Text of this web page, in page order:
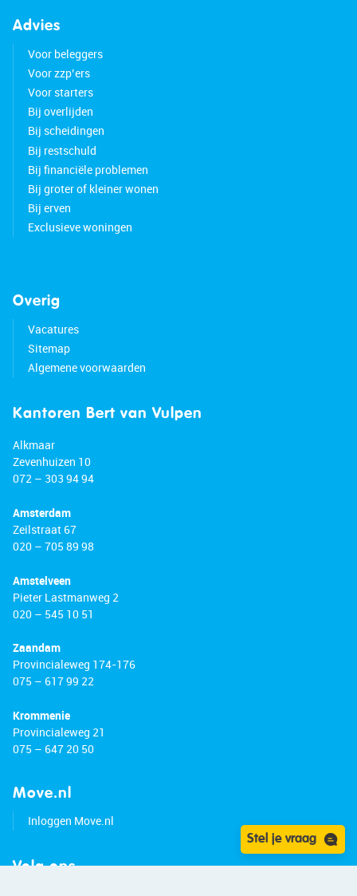
Advies
Voor beleggers
Voor zzp’ers
Voor starters
Bij overlijden
Bij scheidingen
Bij restschuld
Bij financiële problemen
Bij groter of kleiner wonen
Bij erven
Exclusieve woningen
Overig
Vacatures
Sitemap
Algemene voorwaarden
Kantoren Bert van Vulpen
Alkmaar
Zevenhuizen 10
072 – 303 94 94
Amsterdam
Zeilstraat 67
020 – 705 89 98
Amstelveen
Pieter Lastmanweg 2
020 – 545 10 51
Zaandam
Provincialeweg 174-176
075 – 617 99 22
Krommenie
Provincialeweg 21
075 – 647 20 50
Move.nl
Inloggen Move.nl
Volg ons
Stel je vraag